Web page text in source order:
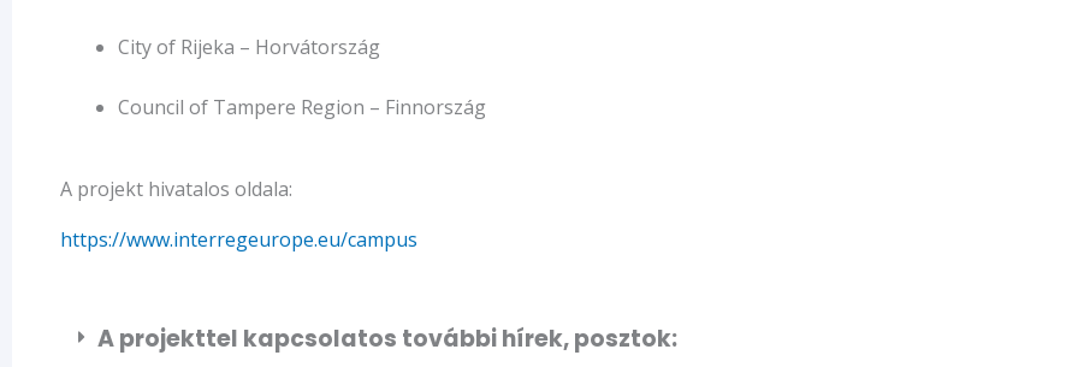
City of Rijeka – Horvátország
Council of Tampere Region – Finnország
A projekt hivatalos oldala:
https://www.interregeurope.eu/campus
A projekttel kapcsolatos további hírek, posztok: